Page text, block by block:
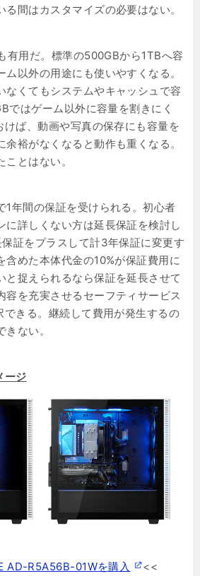
間はカスタマイズの必要はない。
有用だ。標準の500GBから1TBへ容
以外の用途にも使いやすくなる。
なくてもシステムやキャッシュで容
ではゲーム以外に容量を割きにく
けば、動画や写真の保存にも容量を
裕がなくなると動作も重くなる。
とはない。
1年間の保証を受けられる。初心者
に詳しくない方は延長保証を検討し
証をプラスして計3年保証に変更す
含めた本体代金の10%が保証費用に
と捉えられるなら保証を延長させて
容を充実させるセーフティサービス
きる。継続して費用が発生するの
ない。
ージ
AD-R5A56B-01Wを購入 <<